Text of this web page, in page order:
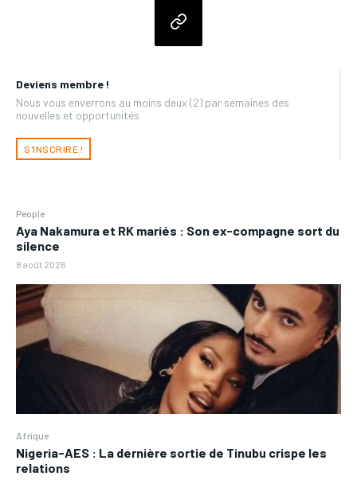
Deviens membre !
Nous vous enverrons au moins deux (2) par semaines des
nouvelles et opportunités
S'INSCRIRE !
People
Aya Nakamura et RK mariés : Son ex-compagne sort du
silence
8 août 2026
Afrique
Nigeria-AES : La dernière sortie de Tinubu crispe les
relations